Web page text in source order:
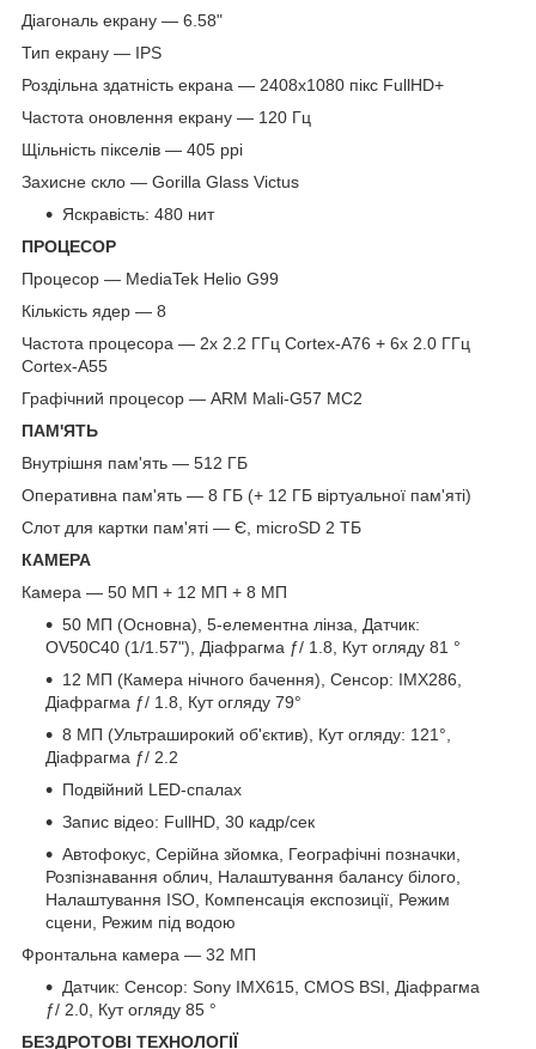
Діагональ екрану — 6.58"
Тип екрану — IPS
Роздільна здатність екрана — 2408х1080 пікс FullHD+
Частота оновлення екрану — 120 Гц
Щільність пікселів — 405 ppi
Захисне скло — Gorilla Glass Victus
Яскравість: 480 нит
ПРОЦЕСОР
Процесор — MediaTek Helio G99
Кількість ядер — 8
Частота процесора — 2x 2.2 ГГц Cortex-A76 + 6x 2.0 ГГц
Cortex-A55
Графічний процесор — ARM Mali-G57 MС2
ПАМ'ЯТЬ
Внутрішня пам'ять — 512 ГБ
Оперативна пам'ять — 8 ГБ (+ 12 ГБ віртуальної пам'яті)
Слот для картки пам'яті — Є, microSD 2 ТБ
КАМЕРА
Камера — 50 МП + 12 МП + 8 МП
50 МП (Основна), 5-елементна лінза, Датчик:
OV50C40 (1/1.57"), Діафрагма ƒ/ 1.8, Кут огляду 81 °
12 МП (Камера нічного бачення), Сенсор: IMX286,
Діафрагма ƒ/ 1.8, Кут огляду 79°
8 МП (Ультраширокий об'єктив), Кут огляду: 121°,
Діафрагма ƒ/ 2.2
Подвійний LED-спалах
Запис відео: FullHD, 30 кадр/сек
Автофокус, Серійна зйомка, Географічні позначки,
Розпізнавання облич, Налаштування балансу білого,
Налаштування ISO, Компенсація експозиції, Режим
сцени, Режим під водою
Фронтальна камера — 32 МП
Датчик: Сенсор: Sony IMX615, CMOS BSI, Діафрагма
ƒ/ 2.0, Кут огляду 85 °
БЕЗДРОТОВІ ТЕХНОЛОГІЇ